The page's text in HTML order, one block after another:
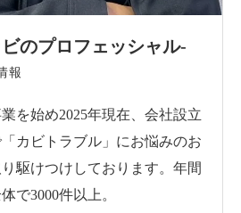
のプロフェッシャル-
報
を始め2025年現在、会社設立
カビトラブル」にお悩みのお
駆けつけしております。年間
で3000件以上。